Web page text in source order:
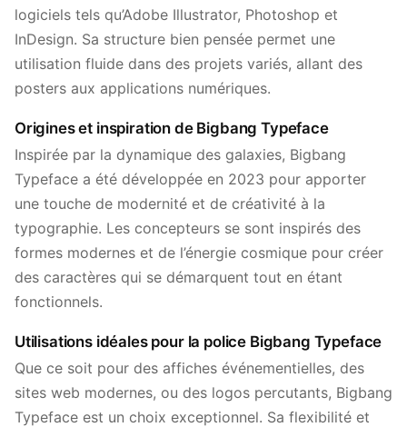
logiciels tels qu’Adobe Illustrator, Photoshop et
InDesign. Sa structure bien pensée permet une
utilisation fluide dans des projets variés, allant des
posters aux applications numériques.
Origines et inspiration de Bigbang Typeface
Inspirée par la dynamique des galaxies, Bigbang
Typeface a été développée en 2023 pour apporter
une touche de modernité et de créativité à la
typographie. Les concepteurs se sont inspirés des
formes modernes et de l’énergie cosmique pour créer
des caractères qui se démarquent tout en étant
fonctionnels.
Utilisations idéales pour la police Bigbang Typeface
Que ce soit pour des affiches événementielles, des
sites web modernes, ou des logos percutants, Bigbang
Typeface est un choix exceptionnel. Sa flexibilité et